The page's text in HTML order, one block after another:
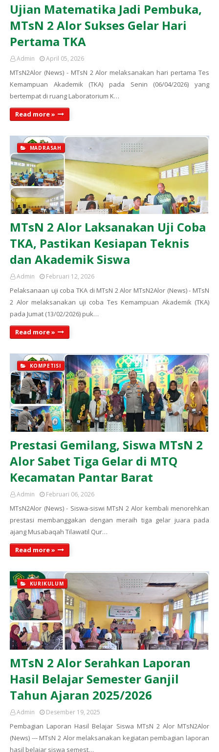
Ujian Matematika Jadi Pembuka,
MTsN 2 Alor Sukses Gelar Hari
Pertama TKA
Admin April 05, 2026
MTsN2Alor (News) - MTsN 2 Alor melaksanakan hari pertama Tes
Kemampuan Akademik (TKA) pada Senin (06/04/2026) yang
bertempat di ruang Laboratorium K…
Read more »
MADRASAH
MTsN 2 Alor Laksanakan Uji Coba
TKA, Pastikan Kesiapan Teknis
dan Akademik Siswa
Admin Februari 12, 2026
Pelaksanaan uji coba TKA di MTsN 2 Alor MTsN2Alor (News) - MTsN
2 Alor melaksanakan uji coba Tes Kemampuan Akademik (TKA)
pada Jumat (13/02/2026) puk…
Read more »
KOMPETISI
Prestasi Gemilang, Siswa MTsN 2
Alor Sabet Tiga Gelar di MTQ
Kecamatan Pantar Barat
Admin Februari 06, 2026
MTsN2Alor (News) - Siswa-siswi MTsN 2 Alor kembali menorehkan
prestasi membanggakan dengan meraih tiga gelar juara pada
ajang Musabaqah Tilawatil Qur…
Read more »
KURIKULUM
MTsN 2 Alor Serahkan Laporan
Hasil Belajar Semester Ganjil
Tahun Ajaran 2025/2026
Admin Desember 19, 2025
Pembagian Laporan Hasil Belajar Siswa MTsN 2 Alor MTsN2Alor
(News) --- MTsN 2 Alor melaksanakan kegiatan pembagian laporan
hasil belajar siswa semest…